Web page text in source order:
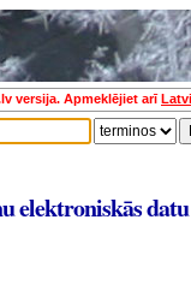
versija. Apmeklējiet arī
elektroniskās datu